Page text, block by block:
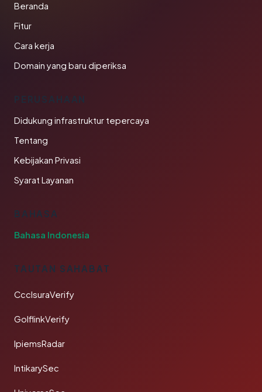
Beranda
Fitur
Cara kerja
Domain yang baru diperiksa
PERUSAHAAN
Didukung infrastruktur tepercaya
Tentang
Kebijakan Privasi
Syarat Layanan
BAHASA
Bahasa Indonesia
TAUTAN SAHABAT
CcclsuraVerify
GolflinkVerify
IpiemsRadar
IntikarySec